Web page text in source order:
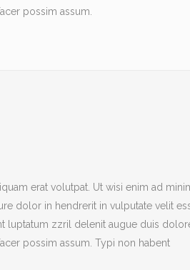
possim assum.
erat volutpat. Ut wisi enim ad
dolor in hendrerit in vulputate velit
luptatum zzril delenit augue duis
possim assum. Typi non habent